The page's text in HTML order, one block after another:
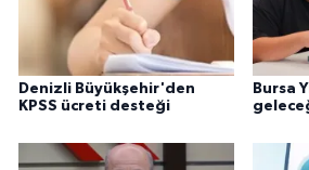
Denizli Büyükşehir'den
KPSS ücreti desteği
Bursa